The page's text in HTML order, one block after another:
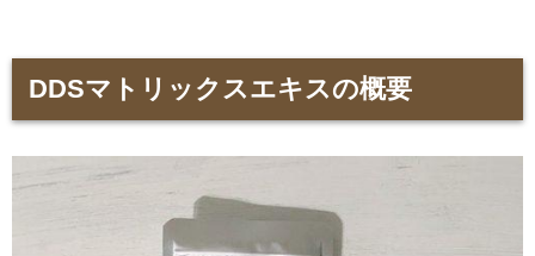
DDSマトリックスエキスの概要